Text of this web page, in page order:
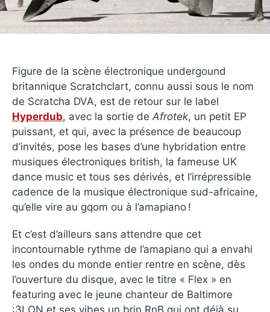
Figure de la scène électronique undergound
britannique Scratchclart, connu aussi sous le nom
de Scratcha DVA, est de retour sur le label
Hyperdub, avec la sortie de Afrotek, un petit EP
puissant, et qui, avec la présence de beaucoup
d’invités, pose les bases d’une hybridation entre
musiques électroniques british, la fameuse UK
dance music et tous ses dérivés, et l’irrépressible
cadence de la musique électronique sud-africaine,
qu’elle vire au gqom ou à l’amapiano !
Et c’est d’ailleurs sans attendre que cet
incontournable rythme de l’amapiano qui a envahi
les ondes du monde entier rentre en scène, dès
l’ouverture du disque, avec le titre « Flex » en
featuring avec le jeune chanteur de Baltimore
:3LON et ses vibes un brin RnB qui ont déjà su